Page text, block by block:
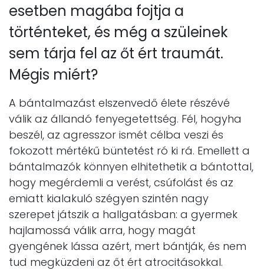
esetben magába fojtja a
történteket, és még a szüleinek
sem tárja fel az őt ért traumát.
Mégis miért?
A bántalmazást elszenvedő élete részévé
válik az állandó fenyegetettség. Fél, hogyha
beszél, az agresszor ismét célba veszi és
fokozott mértékű büntetést ró ki rá. Emellett a
bántalmazók könnyen elhitethetik a bántottal,
hogy megérdemli a verést, csúfolást és az
emiatt kialakuló szégyen szintén nagy
szerepet játszik a hallgatásban: a gyermek
hajlamossá válik arra, hogy magát
gyengének lássa azért, mert bántják, és nem
tud megküzdeni az őt ért atrocitásokkal.